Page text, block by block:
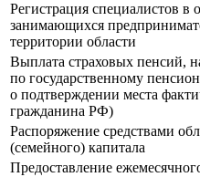
Регистрация специалистов в
занимающихся
территории области
Выплата страховых пенсий,
по государственному
о подтверждении места
гражданина РФ)
Распоряжение средствами
(семейного) капитала
Предоставление